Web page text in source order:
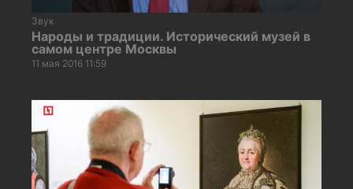
Звук
Народы и традиции. Исторический музей в
самом центре Москвы
11 мая 2016 11:59